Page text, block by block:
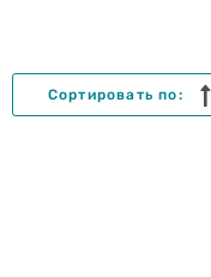
Сортировать по: